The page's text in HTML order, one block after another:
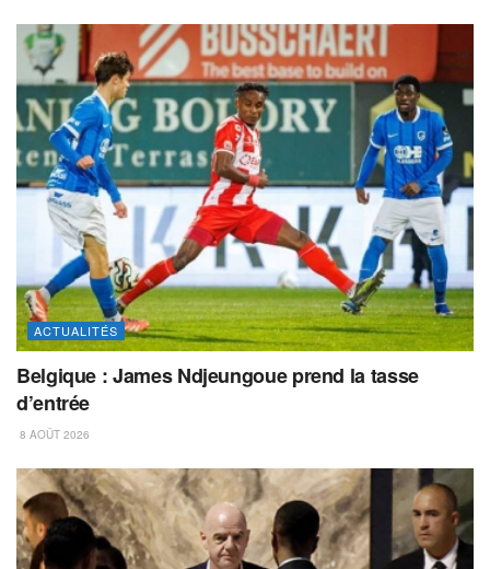
ACTUALITÉS
Belgique : James Ndjeungoue prend la tasse
d’entrée
8 AOÛT 2026